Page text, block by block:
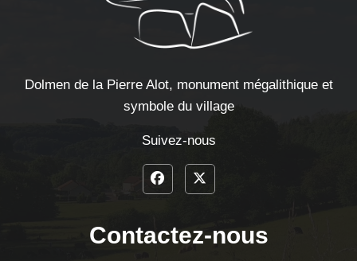
Dolmen de la Pierre Alot, monument mégalithique et
symbole du village
Suivez-nous
Contactez-nous